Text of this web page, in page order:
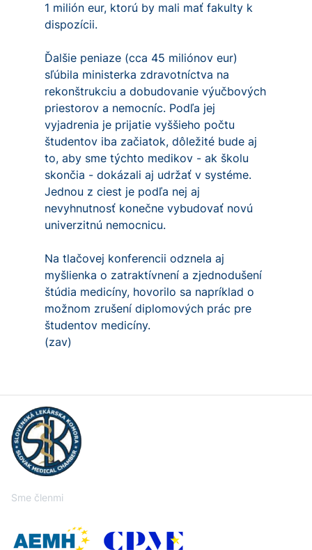
1 milión eur, ktorú by mali mať fakulty k
dispozícii.
Ďalšie peniaze (cca 45 miliónov eur)
sľúbila ministerka zdravotníctva na
rekonštrukciu a dobudovanie výučbových
priestorov a nemocníc. Podľa jej
vyjadrenia je prijatie vyššieho počtu
študentov iba začiatok, dôležité bude aj
to, aby sme týchto medikov - ak školu
skončia - dokázali aj udržať v systéme.
Jednou z ciest je podľa nej aj
nevyhnutnosť konečne vybudovať novú
univerzitnú nemocnicu.
Na tlačovej konferencii odznela aj
myšlienka o zatraktívnení a zjednodušení
štúdia medicíny, hovorilo sa napríklad o
možnom zrušení diplomových prác pre
študentov medicíny.
(zav)
Sme členmi